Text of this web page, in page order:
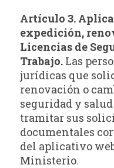
Artículo 3.
expedición,
Licencias de
Trabajo. Las
jurídicas que
renovación o
seguridad y
tramitar sus
documentales
del aplicativo
Ministerio.